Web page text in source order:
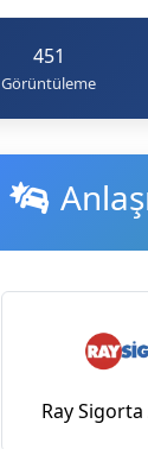
451
Görüntüleme
Ray